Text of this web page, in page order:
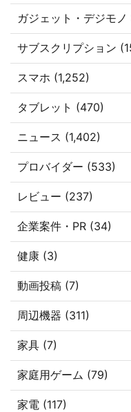
ガジェット・デジモノ
サブスクリプション
スマホ (1,252)
タブレット (470)
ニュース (1,402)
プロバイダー (533)
レビュー (237)
企業案件・PR (34)
健康 (3)
動画投稿 (7)
周辺機器 (311)
家具 (7)
家庭用ゲーム (79)
家電 (117)